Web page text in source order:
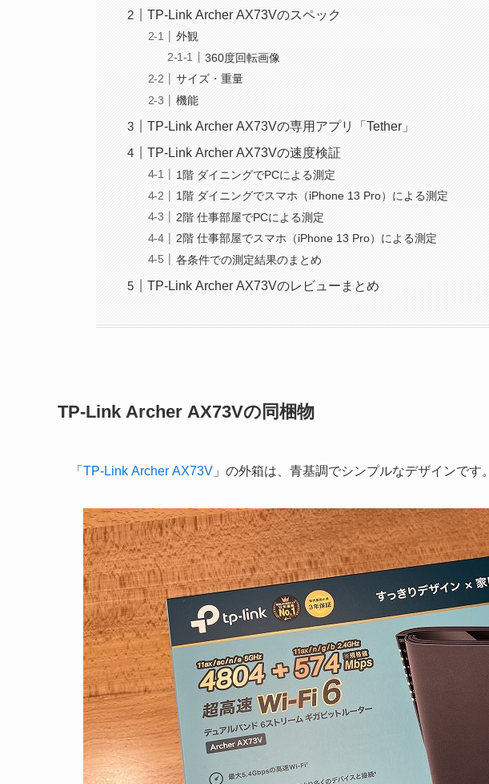
TP-Link Archer AX73Vのスペック
外観
360度回転画像
サイズ・重量
機能
TP-Link Archer AX73Vの専用アプリ「Tether」
TP-Link Archer AX73Vの速度検証
1階 ダイニングでPCによる測定
1階 ダイニングでスマホ（iPhone 13 Pro）による測定
2階 仕事部屋でPCによる測定
2階 仕事部屋でスマホ（iPhone 13 Pro）による測定
各条件での測定結果のまとめ
TP-Link Archer AX73Vのレビューまとめ
TP-Link Archer AX73Vの同梱物
「 TP-Link Archer AX73V 」の外箱は、青基調でシンプルなデザインです。